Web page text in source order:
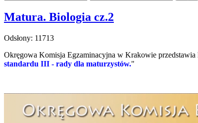
Matura. Biologia cz.2
Odsłony: 11713
Okręgowa Komisja Egzaminacyjna w Krakowie przedstawia
standardu III - rady dla maturzystów."